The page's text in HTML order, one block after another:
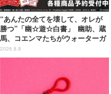
“あんたの全てを壊して、オレが
勝つ”「幽☆遊☆白書」 幽助、蔵
馬、コエンマたちがウォーターガ
ンバトル!? 新作グッズが登場☆
2026.8.8